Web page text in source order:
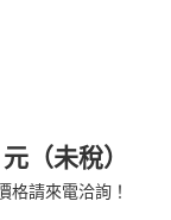
（未稅）
格請來電洽詢！